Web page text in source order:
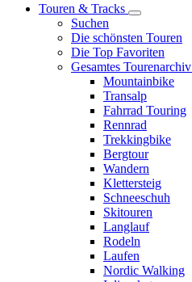
Touren & Tracks
Suchen
Die schönsten Touren
Die Top Favoriten
Gesamtes Tourenarchiv
Mountainbike
Transalp
Fahrrad Touring
Rennrad
Trekkingbike
Bergtour
Wandern
Klettersteig
Schneeschuh
Skitouren
Langlauf
Rodeln
Laufen
Nordic Walking